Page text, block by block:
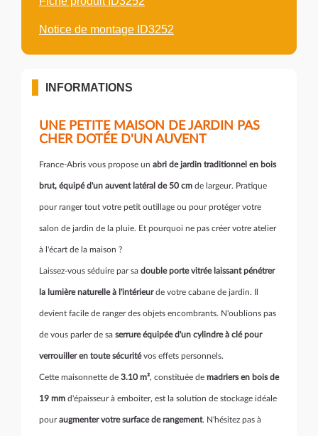
Notice de montage ID3252
INFORMATIONS
UNE PETITE MAISON DE JARDIN PAS
CHER DOTÉE D'UN AUVENT
France-Abris vous propose un abri de jardin traditionnel en bois
brut, équipé d'un auvent latéral de 50 cm de largeur. Pratique
pour ranger tout votre petit outillage ou pour protéger votre
salon de jardin de la pluie. Et pourquoi ne pas créer votre atelier
à l'écart de la maison ?
Laissez-vous séduire par sa double porte vitrée laissant pénétrer
la lumière naturelle à l'intérieurde votre cabane de jardin. Il
devient facile de ranger des objets encombrants. N'oublions pas
de vous parler de sa serrure équipée d'un cylindre à clé pour
verrouiller en toute sécuritévos effets personnels.
Cette maisonnette de 3.10 m², constituée de madriers en bois de
19 mm d'épaisseur à emboiter, est la solution de stockage idéale
pouraugmenter votre surface de rangement. N'hésitez pas à